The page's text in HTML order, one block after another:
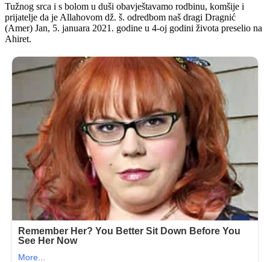
Tužnog srca i s bolom u duši obavještavamo rodbinu, komšije i
prijatelje da je Allahovom dž. š. odredbom naš dragi Dragnić
(Amer) Jan, 5. januara 2021. godine u 4-oj godini života preselio na
Ahiret.